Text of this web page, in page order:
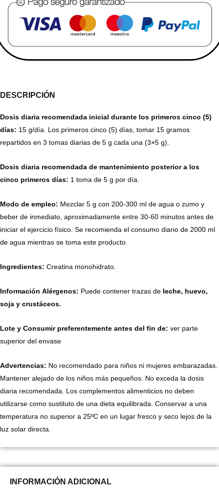
DESCRIPCIÓN
Dosis diaria recomendada inicial durante los primeros cinco (5)
días: 15 g/día. Los primeros cinco (5) días, tomar 15 gramos
repartidos en 3 tomas diarias de 5 g cada una (3×5 g).
Dosis diaria recomendada de mantenimiento posterior a los
cinco primeros días: 1 toma de 5 g por día.
Modo de empleo: Mezclar 5 g con 200-300 ml de agua o zumo y
beber de inmediato, aproximadamente entre 30-60 minutos antes de
iniciar el ejercicio físico. Se recomienda el consumo diario de 2000 ml
de agua mientras se toma este producto.
Ingredientes: Creatina monohidrato.
Información Alérgenos: Puede contener trazas de leche, huevo,
soja y crustáceos.
Lote y Consumir preferentemente antes del fin de: ver parte
superior del envase
Advertencias: No recomendado para niños ni mujeres embarazadas.
Mantener alejado de los niños más pequeños. No exceda la dosis
diaria recomendada. Los complementos alimenticios no deben
utilizarse como sustituto de una dieta equilibrada. Conservar a una
temperatura no superior a 25ºC en un lugar fresco y seco lejos de la
luz solar directa.
INFORMACIÓN ADICIONAL